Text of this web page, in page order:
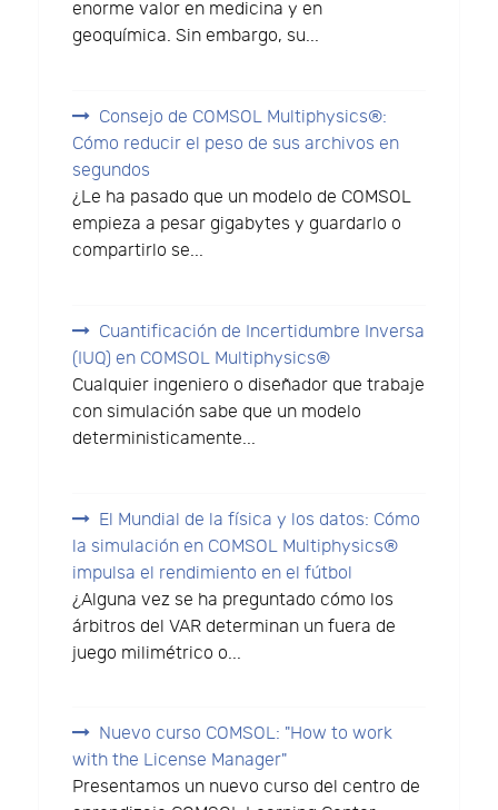
enorme valor en medicina y en
geoquímica. Sin embargo, su...
Consejo de COMSOL Multiphysics®:
Cómo reducir el peso de sus archivos en
segundos
¿Le ha pasado que un modelo de COMSOL
empieza a pesar gigabytes y guardarlo o
compartirlo se...
Cuantificación de Incertidumbre Inversa
(IUQ) en COMSOL Multiphysics®
Cualquier ingeniero o diseñador que trabaje
con simulación sabe que un modelo
deterministicamente...
El Mundial de la física y los datos: Cómo
la simulación en COMSOL Multiphysics®
impulsa el rendimiento en el fútbol
¿Alguna vez se ha preguntado cómo los
árbitros del VAR determinan un fuera de
juego milimétrico o...
Nuevo curso COMSOL: "How to work
with the License Manager"
Presentamos un nuevo curso del centro de